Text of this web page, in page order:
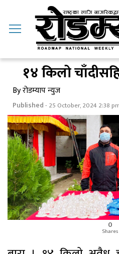
१४ किलो
By रोडम्याप न्युज
Published- 25 October, 2024 2:38
0
Shares